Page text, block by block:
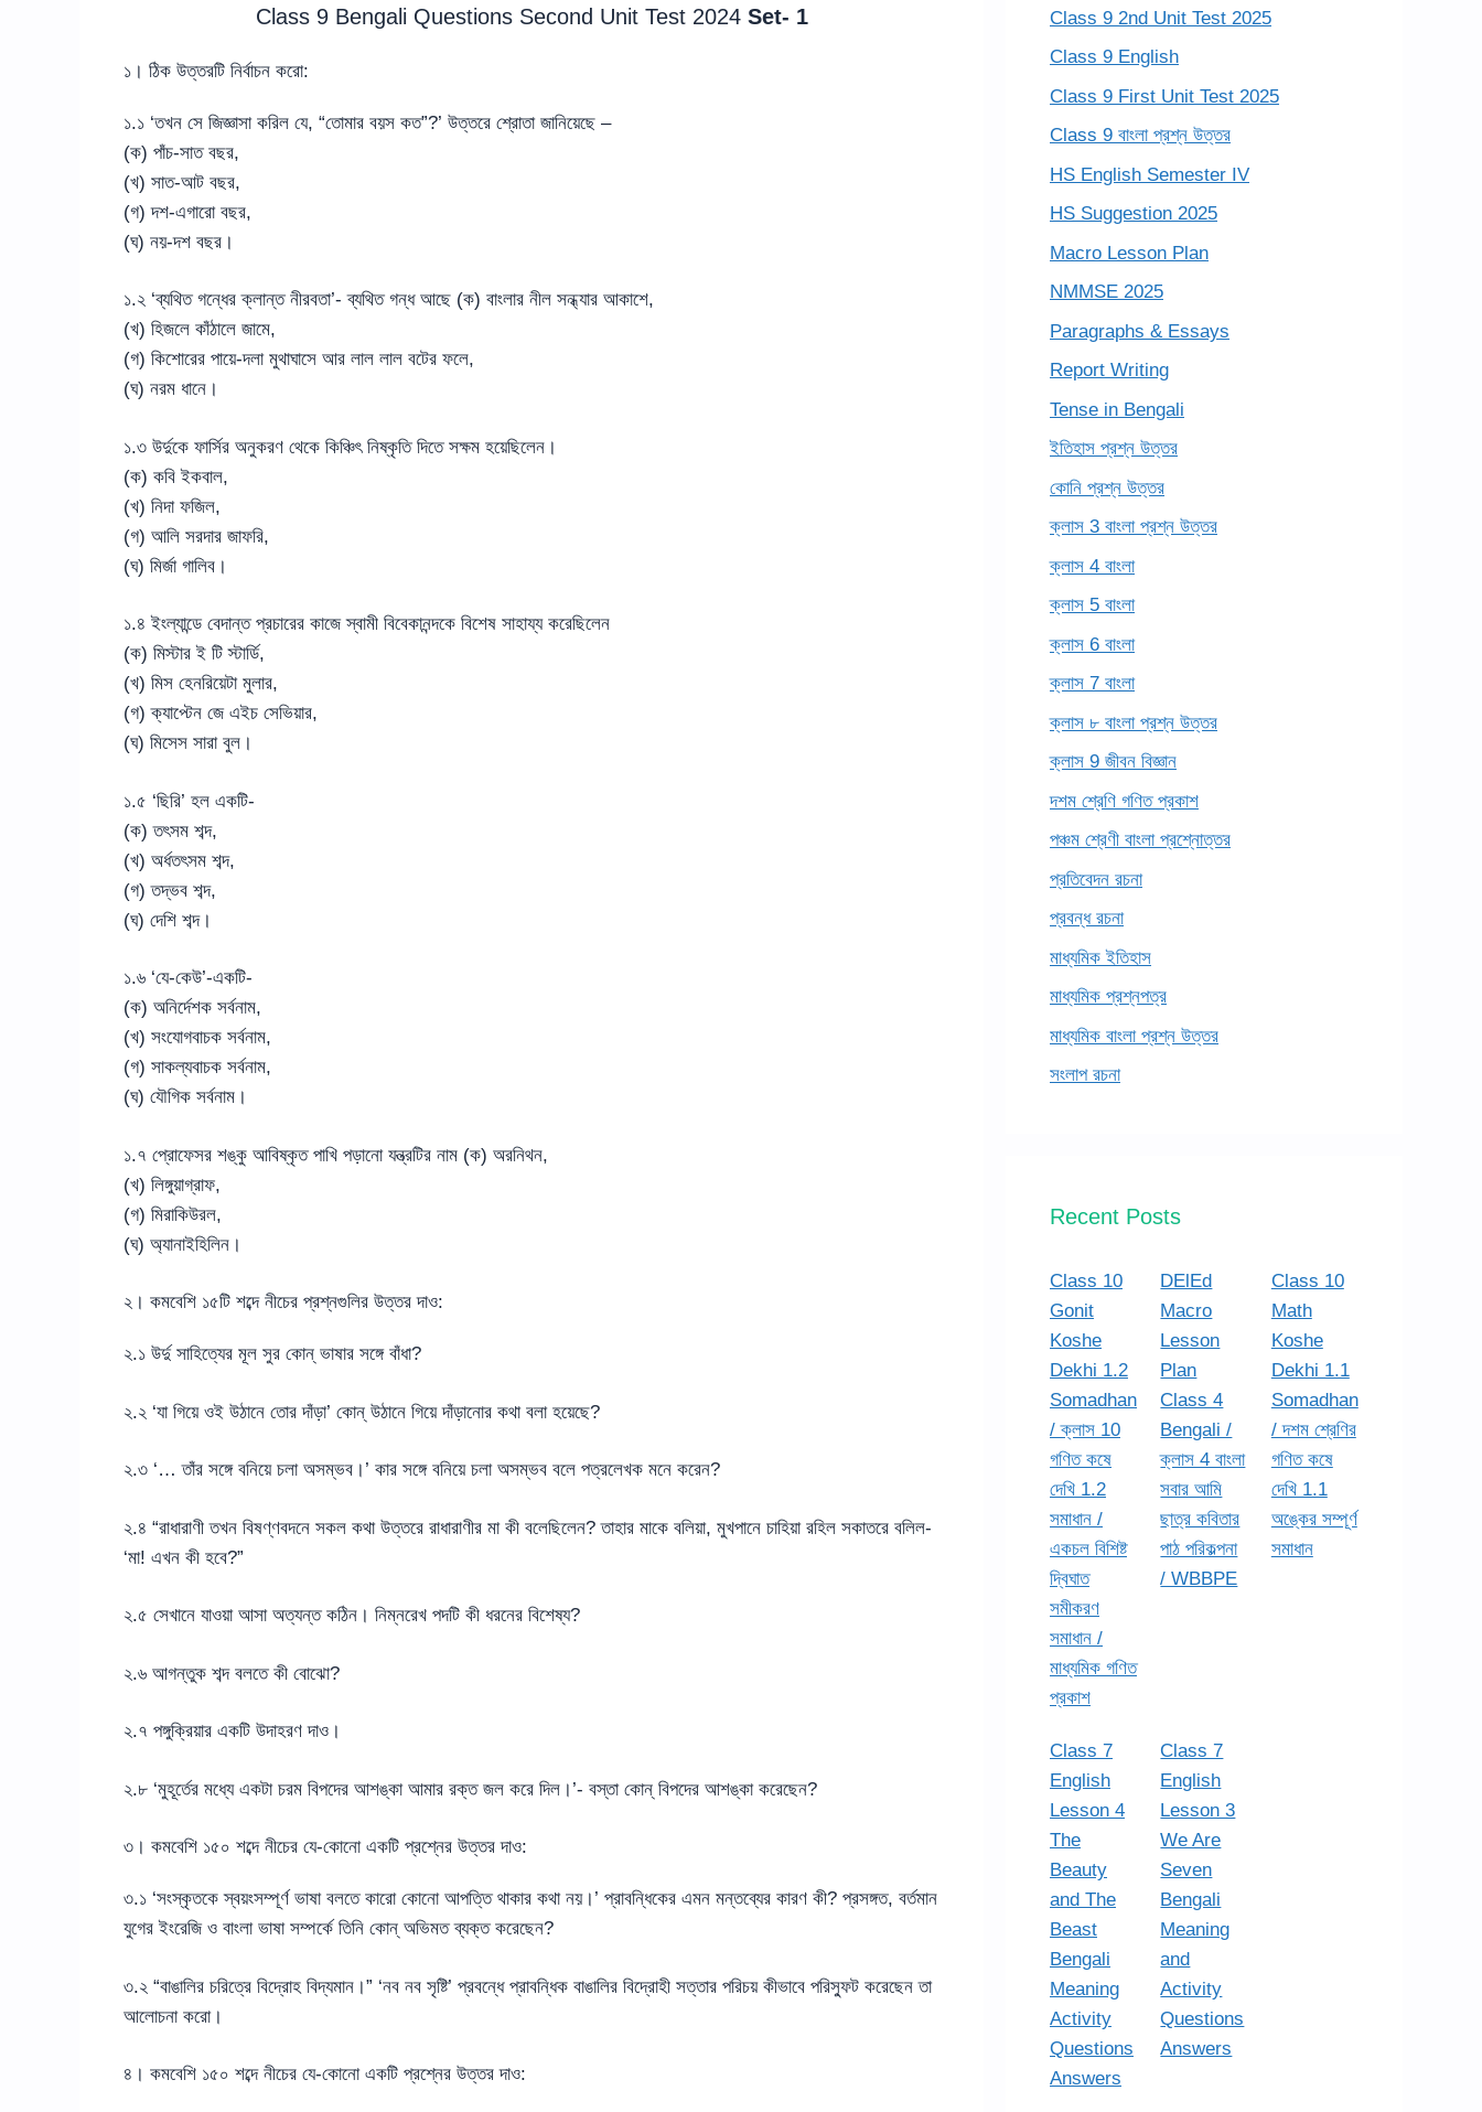
Class 9 Bengali Questions Second Unit Test 2024 Set- 1
১। ঠিক উত্তরটি নির্বাচন করো:
১.১ ‘তখন সে জিজ্ঞাসা করিল যে, “তোমার বয়স কত”?’ উত্তরে শ্রোতা জানিয়েছে –
(ক) পাঁচ-সাত বছর,
(খ) সাত-আট বছর,
(গ) দশ-এগারো বছর,
(ঘ) নয়-দশ বছর।
১.২ ‘ব্যথিত গন্ধের ক্লান্ত নীরবতা’- ব্যথিত গন্ধ আছে (ক) বাংলার নীল সন্ধ্যার আকাশে,
(খ) হিজলে কাঁঠালে জামে,
(গ) কিশোরের পায়ে-দলা মুথাঘাসে আর লাল লাল বটের ফলে,
(ঘ) নরম ধানে।
১.৩ উর্দুকে ফার্সির অনুকরণ থেকে কিঞ্চিৎ নিষ্কৃতি দিতে সক্ষম হয়েছিলেন।
(ক) কবি ইকবাল,
(খ) নিদা ফজিল,
(গ) আলি সরদার জাফরি,
(ঘ) মির্জা গালিব।
১.৪ ইংল্যান্ডে বেদান্ত প্রচারের কাজে স্বামী বিবেকানন্দকে বিশেষ সাহায্য করেছিলেন
(ক) মিস্টার ই টি স্টার্ডি,
(খ) মিস হেনরিয়েটা মুলার,
(গ) ক্যাপ্টেন জে এইচ সেভিয়ার,
(ঘ) মিসেস সারা বুল।
১.৫ ‘ছিরি’ হল একটি-
(ক) তৎসম শব্দ,
(খ) অর্ধতৎসম শব্দ,
(গ) তদ্ভব শব্দ,
(ঘ) দেশি শব্দ।
১.৬ ‘যে-কেউ’-একটি-
(ক) অনির্দেশক সর্বনাম,
(খ) সংযোগবাচক সর্বনাম,
(গ) সাকল্যবাচক সর্বনাম,
(ঘ) যৌগিক সর্বনাম।
১.৭ প্রোফেসর শঙ্কু আবিষ্কৃত পাখি পড়ানো যন্ত্রটির নাম (ক) অরনিথন,
(খ) লিঙ্গুয়াগ্রাফ,
(গ) মিরাকিউরল,
(ঘ) অ্যানাইহিলিন।
২। কমবেশি ১৫টি শব্দে নীচের প্রশ্নগুলির উত্তর দাও:
২.১ উর্দু সাহিত্যের মূল সুর কোন্ ভাষার সঙ্গে বাঁধা?
২.২ ‘যা গিয়ে ওই উঠানে তোর দাঁড়া’ কোন্ উঠানে গিয়ে দাঁড়ানোর কথা বলা হয়েছে?
২.৩ ‘… তাঁর সঙ্গে বনিয়ে চলা অসম্ভব।’ কার সঙ্গে বনিয়ে চলা অসম্ভব বলে পত্রলেখক মনে করেন?
২.৪ “রাধারাণী তখন বিষণ্ণবদনে সকল কথা উত্তরে রাধারাণীর মা কী বলেছিলেন? তাহার মাকে বলিয়া, মুখপানে চাহিয়া রহিল সকাতরে বলিল-
‘মা! এখন কী হবে?”
২.৫ সেখানে যাওয়া আসা অত্যন্ত কঠিন। নিম্নরেখ পদটি কী ধরনের বিশেষ্য?
২.৬ আগন্তুক শব্দ বলতে কী বোঝো?
২.৭ পঙ্গুক্রিয়ার একটি উদাহরণ দাও।
২.৮ ‘মুহূর্তের মধ্যে একটা চরম বিপদের আশঙ্কা আমার রক্ত জল করে দিল।’- বস্তা কোন্ বিপদের আশঙ্কা করেছেন?
৩। কমবেশি ১৫০ শব্দে নীচের যে-কোনো একটি প্রশ্নের উত্তর দাও:
৩.১ ‘সংস্কৃতকে স্বয়ংসম্পূর্ণ ভাষা বলতে কারো কোনো আপত্তি থাকার কথা নয়।’ প্রাবন্ধিকের এমন মন্তব্যের কারণ কী? প্রসঙ্গত, বর্তমান
যুগের ইংরেজি ও বাংলা ভাষা সম্পর্কে তিনি কোন্ অভিমত ব্যক্ত করেছেন?
৩.২ “বাঙালির চরিত্রে বিদ্রোহ বিদ্যমান।” ‘নব নব সৃষ্টি’ প্রবন্ধে প্রাবন্ধিক বাঙালির বিদ্রোহী সত্তার পরিচয় কীভাবে পরিস্ফুট করেছেন তা
আলোচনা করো।
৪। কমবেশি ১৫০ শব্দে নীচের যে-কোনো একটি প্রশ্নের উত্তর দাও:
Class 9 2nd Unit Test 2025
Class 9 English
Class 9 First Unit Test 2025
Class 9 বাংলা প্রশ্ন উত্তর
HS English Semester IV
HS Suggestion 2025
Macro Lesson Plan
NMMSE 2025
Paragraphs & Essays
Report Writing
Tense in Bengali
ইতিহাস প্রশ্ন উত্তর
কোনি প্রশ্ন উত্তর
ক্লাস 3 বাংলা প্রশ্ন উত্তর
ক্লাস 4 বাংলা
ক্লাস 5 বাংলা
ক্লাস 6 বাংলা
ক্লাস 7 বাংলা
ক্লাস ৮ বাংলা প্রশ্ন উত্তর
ক্লাস 9 জীবন বিজ্ঞান
দশম শ্রেণি গণিত প্রকাশ
পঞ্চম শ্রেণী বাংলা প্রশ্নোত্তর
প্রতিবেদন রচনা
প্রবন্ধ রচনা
মাধ্যমিক ইতিহাস
মাধ্যমিক প্রশ্নপত্র
মাধ্যমিক বাংলা প্রশ্ন উত্তর
সংলাপ রচনা
Recent Posts
Class 10
Gonit
Koshe
Dekhi 1.2
Somadhan
/ ক্লাস 10
গণিত কষে
দেখি 1.2
সমাধান /
একচল বিশিষ্ট
দ্বিঘাত
সমীকরণ
সমাধান /
মাধ্যমিক গণিত
প্রকাশ
DElEd
Macro
Lesson
Plan
Class 4
Bengali /
ক্লাস 4 বাংলা
সবার আমি
ছাত্র কবিতার
পাঠ পরিকল্পনা
/ WBBPE
Class 10
Math
Koshe
Dekhi 1.1
Somadhan
/ দশম শ্রেণির
গণিত কষে
দেখি 1.1
অঙ্কের সম্পূর্ণ
সমাধান
Class 7
English
Lesson 4
The
Beauty
and The
Beast
Bengali
Meaning
Activity
Questions
Answers
Class 7
English
Lesson 3
We Are
Seven
Bengali
Meaning
and
Activity
Questions
Answers